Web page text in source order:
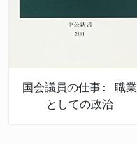
国会議員の仕事: 職業
としての政治